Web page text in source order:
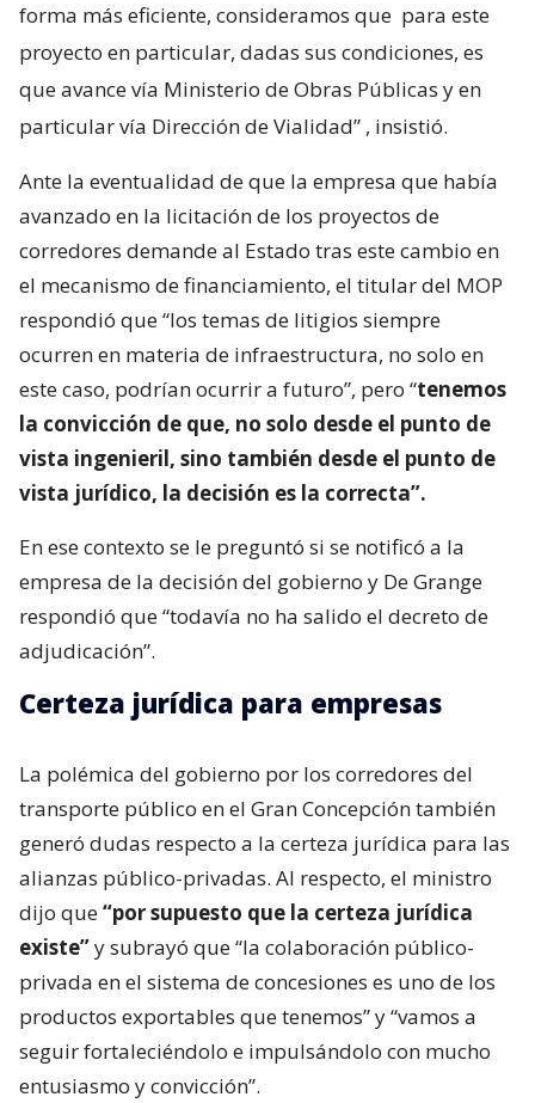
forma más eficiente, consideramos que para este
proyecto en particular, dadas sus condiciones, es
que avance vía Ministerio de Obras Públicas y en
particular vía Dirección de Vialidad” , insistió.
Ante la eventualidad de que la empresa que había
avanzado en la licitación de los proyectos de
corredores demande al Estado tras este cambio en
el mecanismo de financiamiento, el titular del MOP
respondió que “los temas de litigios siempre
ocurren en materia de infraestructura, no solo en
este caso, podrían ocurrir a futuro”, pero “tenemos
la convicción de que, no solo desde el punto de
vista ingenieril, sino también desde el punto de
vista jurídico, la decisión es la correcta”.
En ese contexto se le preguntó si se notificó a la
empresa de la decisión del gobierno y De Grange
respondió que “todavía no ha salido el decreto de
adjudicación”.
Certeza jurídica para empresas
La polémica del gobierno por los corredores del
transporte público en el Gran Concepción también
generó dudas respecto a la certeza jurídica para las
alianzas público-privadas. Al respecto, el ministro
dijo que“por supuesto que la certeza jurídica
existe”y subrayó que “la colaboración público-
privada en el sistema de concesiones es uno de los
productos exportables que tenemos” y “vamos a
seguir fortaleciéndolo e impulsándolo con mucho
entusiasmo y convicción”.